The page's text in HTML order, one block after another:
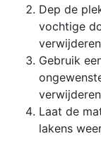
Dep de
vochtige
Gebruik
Laat de
lakens